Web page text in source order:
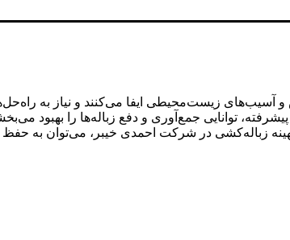
زیست‌محیطی ایفا می‌کنند و نیاز به
توانایی جمع‌آوری و دفع زباله‌ها را بهبود
بهینه زباله‌کشی در شرکت احمدی خیبر، می‌توان